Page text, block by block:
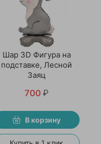
Шар 3D Фигура на
подставке, Лесной
Заяц
700 ₽
В корзину